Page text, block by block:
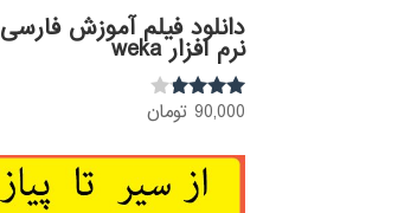
دانلود فیلم آموزش فارسی
نرم افزار weka
نمره
90,000 تومان